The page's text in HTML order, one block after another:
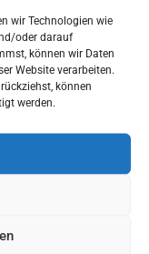
wir Technologien wie
oder darauf
können wir Daten
Website verarbeiten.
können
werden.